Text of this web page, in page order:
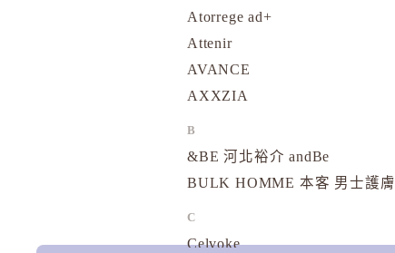
Atorrege ad+
Attenir
AVANCE
AXXZIA
B
&BE 河北裕介 andBe
BULK HOMME 本客 男士護膚
C
Celvoke